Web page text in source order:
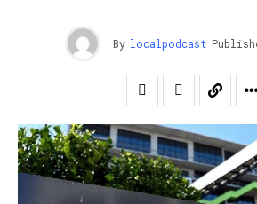
By localpodcast